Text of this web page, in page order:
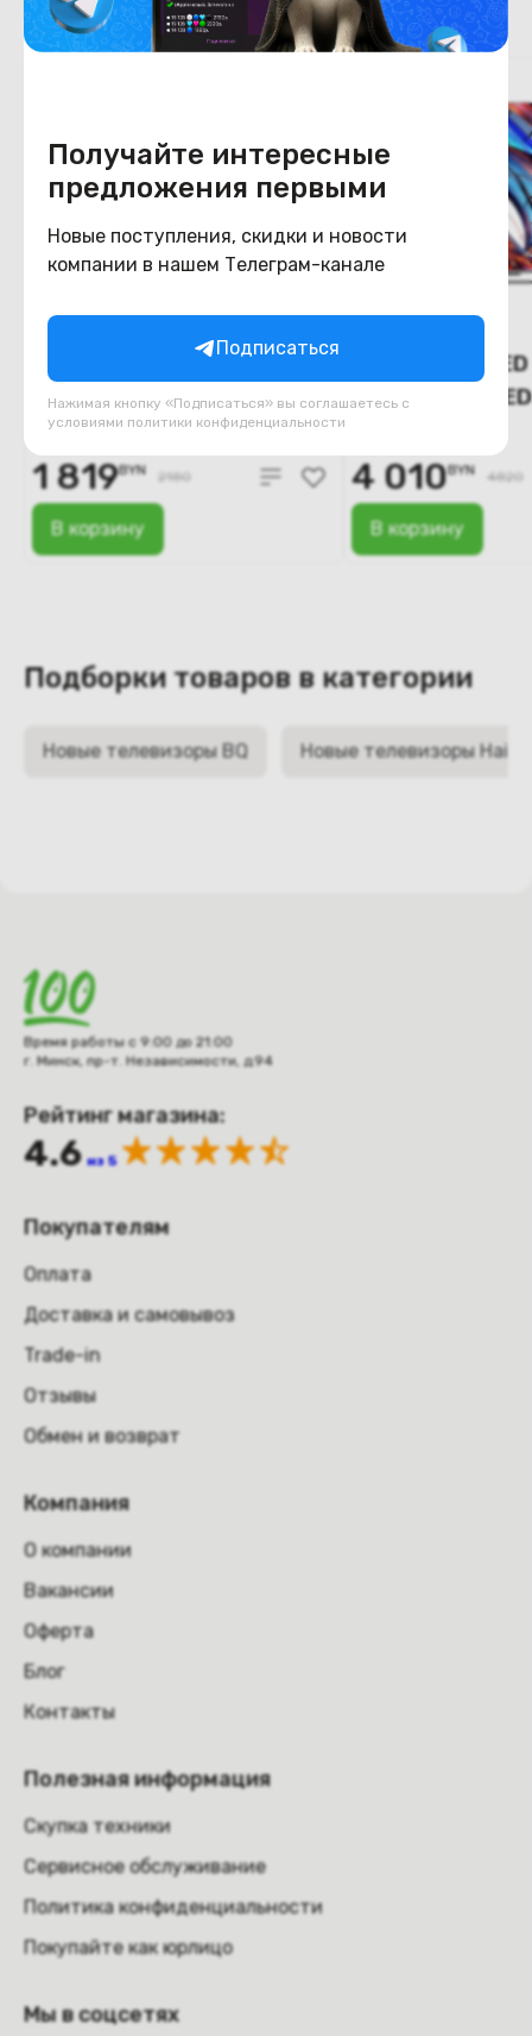
Получайте интересные
предложения первыми
Новые поступления, скидки и новости
компании в нашем Телеграм-канале
Подписаться
Нажимая кнопку «Подписаться» вы соглашаетесь с
условиями политики конфиденциальности
Похожие товары
(Новый) MiniLED телевизор
Haier 55 MiniLED M4
В наличии
В корзину
1 819BYN 2180
(Новый)
Haier 75 Mini LED
В корзину
4 010BYN 4820
Подборки товаров в категории
Новые телевизоры BQ Новые телевизоры Haier
Время работы с 9:00 до 21:00
г. Минск, пр-т. Независимости, д.94
Рейтинг магазина:
4.6 из 5
Покупателям
Оплата
Доставка и самовывоз
Trade-in
Отзывы
Обмен и возврат
Компания
О компании
Вакансии
Оферта
Блог
Контакты
Полезная информация
Скупка техники
Сервисное обслуживание
Политика конфиденциальности
Покупайте как юрлицо
Мы в соцсетях